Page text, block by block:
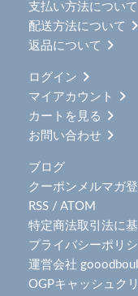
支払い方法について
配送方法について
返品について
ログイン
マイアカウント
カートを見る
お問い合わせ
ブログ
クーポンメルマガ
RSS / ATOM
特定商法取引法に
プライバシーポリ
運営会社
OGPキャッシュク